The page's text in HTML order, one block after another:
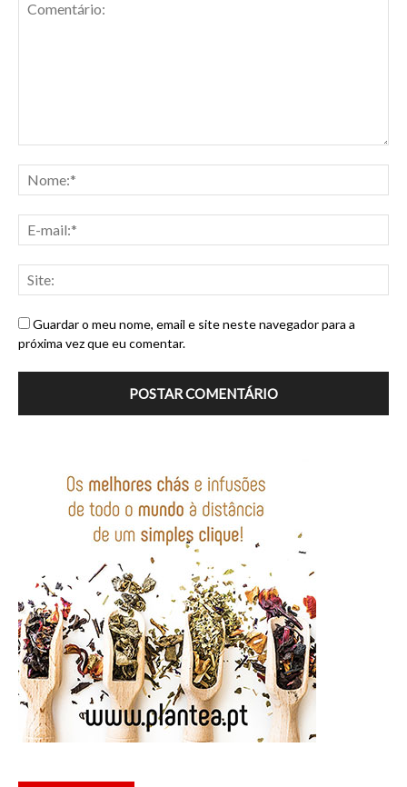
Guardar o meu nome, email e site neste navegador para a
próxima vez que eu comentar.